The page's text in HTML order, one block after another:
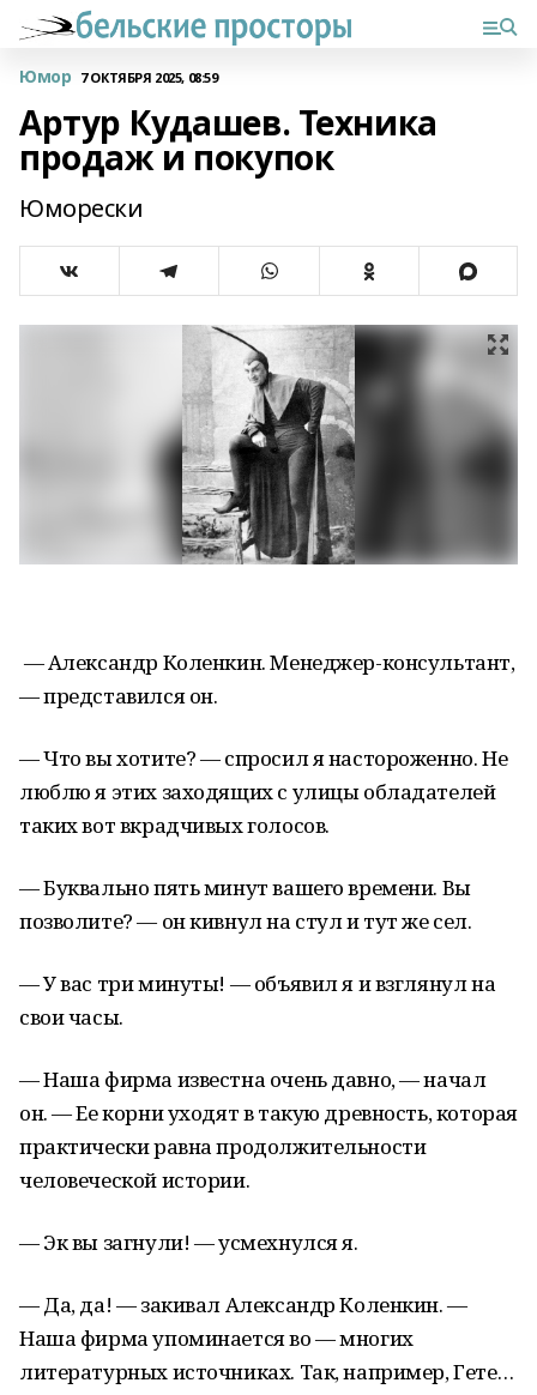
Юмор 7 ОКТЯБРЯ 2025, 08:59
Артур Кудашев. Техника
продаж и покупок
Юморески
— Александр Коленкин. Менеджер-консультант,
— представился он.
— Что вы хотите? — спросил я настороженно. Не
люблю я этих заходящих с улицы обладателей
таких вот вкрадчивых голосов.
— Буквально пять минут вашего времени. Вы
позволите? — он кивнул на стул и тут же сел.
— У вас три минуты! — объявил я и взглянул на
свои часы.
— Наша фирма известна очень давно, — начал
он. — Ее корни уходят в такую древность, которая
практически равна продолжительности
человеческой истории.
— Эк вы загнули! — усмехнулся я.
— Да, да! — закивал Александр Коленкин. —
Наша фирма упоминается во — многих
литературных источниках. Так, например, Гете…